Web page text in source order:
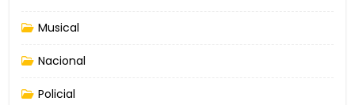
Musical
Nacional
Policial